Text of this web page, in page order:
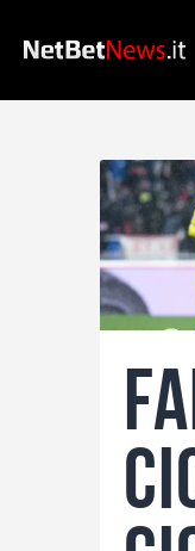
Home
News
Calcio
Basket
Lo
I
Serie A